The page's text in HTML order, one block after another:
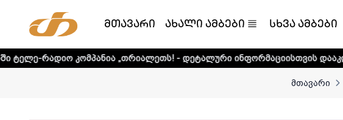
მთავარი ახალი ამბები სხვა ამბები
„თრიალეთს! - დეტალური ინფორმაციისთვის დააკლიკეთ ლინკს
მთავარი